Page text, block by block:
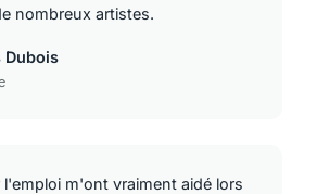
nombreux artistes.
Dubois
m'ont vraiment aidé lors